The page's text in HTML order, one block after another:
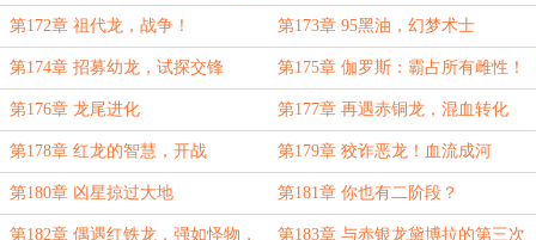
第172章 祖代龙，战争！ 第173章 95黑油，幻梦术士
第174章 招募幼龙，试探交锋 第175章 伽罗斯：霸占所有雌性！
第176章 龙尾进化 第177章 再遇赤铜龙，混血转化
第178章 红龙的智慧，开战 第179章 狡诈恶龙！血流成河
第180章 凶星掠过大地 第181章 你也有二阶段？
第182章 偶遇红铁龙，强如怪物， 第183章 与赤银龙黛博拉的第三次